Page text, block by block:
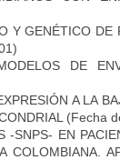
Y GENÉTICO DE
DE
A LA
(Fecha
-SNPS- EN
COLOMBIANA.